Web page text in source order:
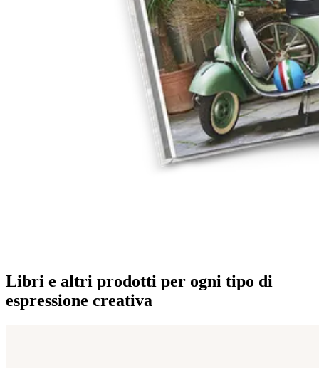
Libri e altri prodotti per ogni tipo di
espressione creativa